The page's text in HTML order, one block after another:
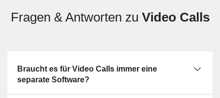
Fragen & Antworten zu Video Calls
Braucht es für Video Calls immer eine
separate Software?